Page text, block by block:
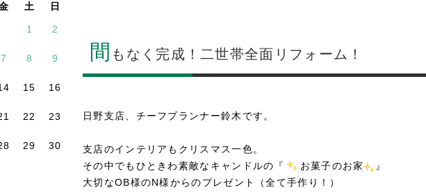
土 日
1 2
7 8 9
15 16
22 23
29 30
間 もなく完成！二世帯全面リフォーム！
日野支店、チーフプランナー鈴木です。
支店のインテリアもクリスマス一色。
その中でもひときわ素敵なキャンドルの『
お菓子のお家
』
大切なOB様のN様からのプレゼント（全て手作り！）